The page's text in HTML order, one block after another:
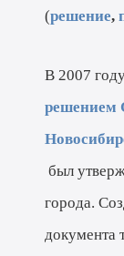
(решение,
В 2007
решением
был
города.
документа